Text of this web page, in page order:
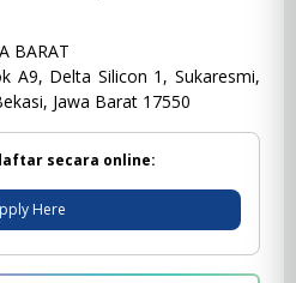
BARAT
A9, Delta Silicon 1, Sukaresmi,
Jawa Barat 17550
secara online:
Here